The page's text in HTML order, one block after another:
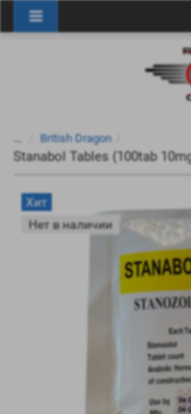
British Dragon
Stanabol Tables (100tab
Хит
Нет в наличии